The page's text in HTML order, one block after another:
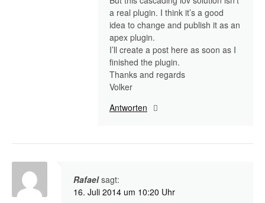
a real plugin. I think it’s a good
idea to change and publish it as an
apex plugin.
I’ll create a post here as soon as I
finished the plugin.
Thanks and regards
Volker
Antworten
Rafael sagt:
16. Juli 2014 um 10:20 Uhr